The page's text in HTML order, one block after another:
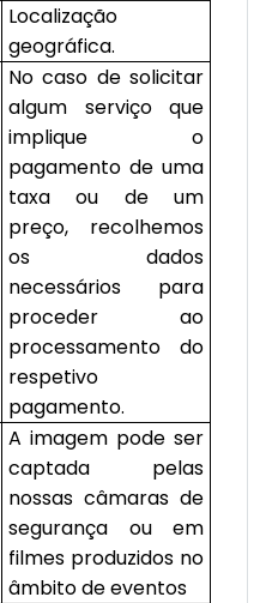
Localização
geográfica.
No caso de solicitar
algum serviço que
implique o
pagamento de uma
taxa ou de um
preço, recolhemos
os dados
necessários para
proceder ao
processamento do
respetivo
pagamento.
A imagem pode ser
captada pelas
nossas câmaras de
segurança ou em
filmes produzidos no
âmbito de eventos